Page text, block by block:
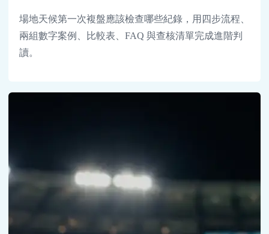
場地天候第一次複盤應該檢查哪些紀錄，用四步流程、
兩組數字案例、比較表、FAQ 與查核清單完成進階判
讀。